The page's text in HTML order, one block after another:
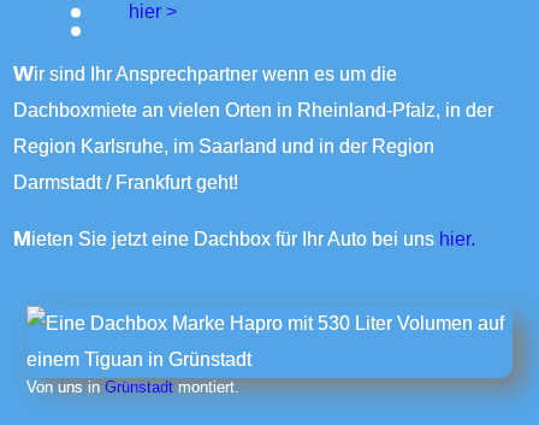
hier >
Wir sind Ihr Ansprechpartner wenn es um die
Dachboxmiete an vielen Orten in Rheinland-Pfalz, in der
Region Karlsruhe, im Saarland und in der Region
Darmstadt / Frankfurt geht!
Mieten Sie jetzt eine Dachbox für Ihr Auto bei uns hier.
Von uns inGrünstadtmontiert.